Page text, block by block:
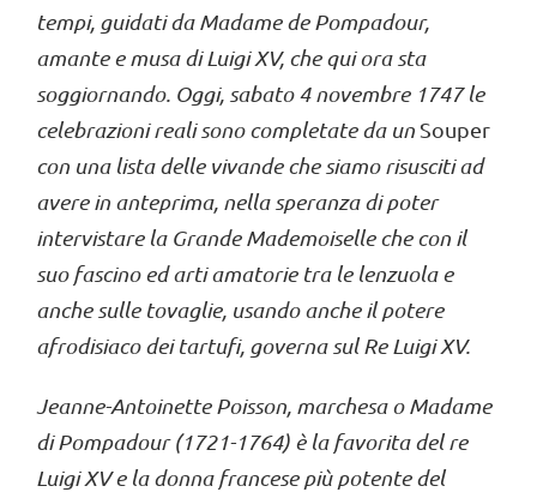
tempi, guidati da Madame de Pompadour,
amante e musa di Luigi XV, che qui ora sta
soggiornando. Oggi, sabato 4 novembre 1747 le
celebrazioni reali sono completate da un Souper
con una lista delle vivande che siamo risusciti ad
avere in anteprima, nella speranza di poter
intervistare la Grande Mademoiselle che con il
suo fascino ed arti amatorie tra le lenzuola e
anche sulle tovaglie, usando anche il potere
afrodisiaco dei tartufi, governa sul Re Luigi XV.
Jeanne-Antoinette Poisson, marchesa o Madame
di Pompadour (1721-1764) è la favorita del re
Luigi XV e la donna francese più potente del